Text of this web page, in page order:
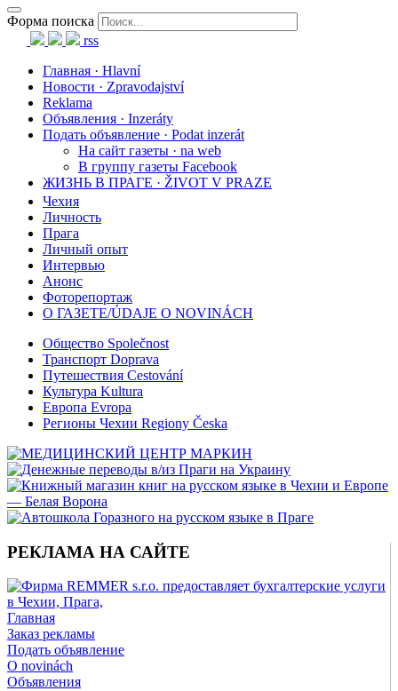
Форма поиска
rss
Главная · Hlavní
Новости · Zpravodajství
Reklama
Объявления · Inzeráty
Подать объявление · Podat inzerát
На сайт газеты · na web
В группу газеты Facebook
ЖИЗНЬ В ПРАГЕ · ŽIVOT V PRAZE
Чехия
Личность
Прага
Личный опыт
Интервью
Анонс
Фоторепортаж
О ГАЗЕТЕ/ÚDAJE O NOVINÁCH
Общество Společnost
Транспорт Doprava
Путешествия Cestování
Культура Kultura
Европа Evropa
Регионы Чехии Regiony Česka
РЕКЛАМА НА САЙТЕ
Главная
Заказ рекламы
Подать объявление
O novinách
Объявления